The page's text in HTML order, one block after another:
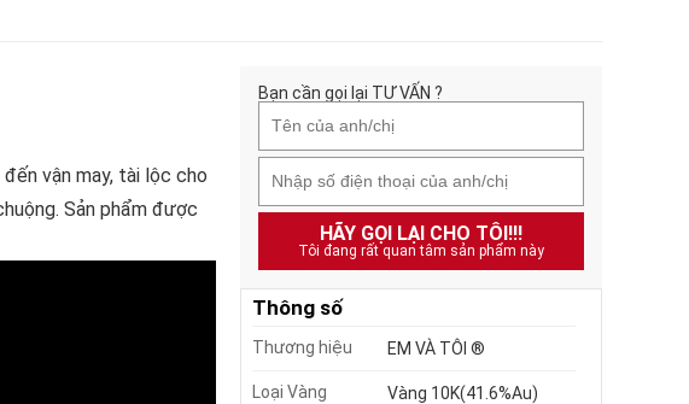
vận may, tài lộc cho
Sản phẩm được
Bạn cần gọi lại TƯ VẤN ?
HÃY GỌI LẠI CHO TÔI!!!
Tôi đang rất quan tâm sản phẩm này
Thông số
Thương hiệu EM VÀ TÔI ®
Loại Vàng Vàng 10K(41.6%Au)